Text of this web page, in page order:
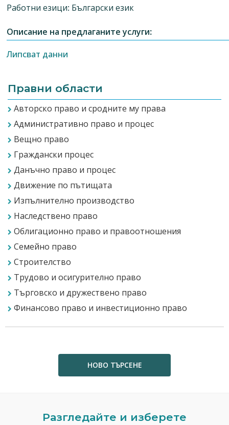
Работни езици: Български език
Описание на предлаганите услуги:
Липсват данни
Правни области
Авторско право и сродните му права
Административно право и процес
Вещно право
Граждански процес
Данъчно право и процес
Движение по пътищата
Изпълнително производство
Наследствено право
Облигационно право и правоотношения
Семейно право
Строителство
Трудово и осигурително право
Търговско и дружествено право
Финансово право и инвестиционно право
НОВО ТЪРСЕНЕ
Разгледайте и изберете